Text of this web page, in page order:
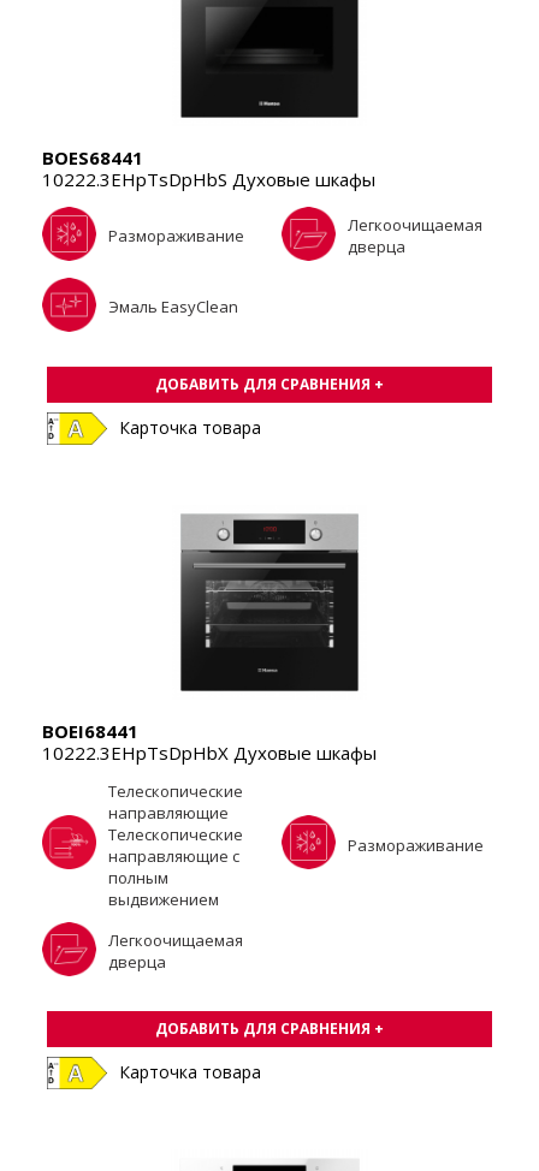
BOES68441
10222.3EHpTsDpHbS Духовые шкафы
Размораживание
Легкоочищаемая
дверца
Эмаль EasyClean
ДОБАВИТЬ ДЛЯ СРАВНЕНИЯ +
Карточка товара
BOEI68441
10222.3EHpTsDpHbX Духовые шкафы
Tелескопические
направляющие
Телескопические
направляющие с
полным
выдвижением
Размораживание
Легкоочищаемая
дверца
ДОБАВИТЬ ДЛЯ СРАВНЕНИЯ +
Карточка товара